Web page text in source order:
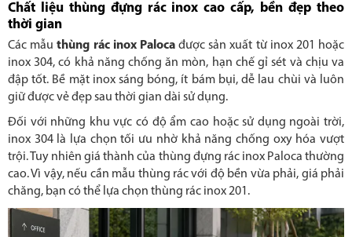
Chất liệu thùng đựng rác inox cao cấp, bền đẹp theo
thời gian
Các mẫuthùng rác inox Palocađược sản xuất từ inox 201 hoặc
inox 304, có khả năng chống ăn mòn, hạn chế gỉ sét và chịu va
đập tốt. Bề mặt inox sáng bóng, ít bám bụi, dễ lau chùi và luôn
giữ được vẻ đẹp sau thời gian dài sử dụng.
Đối với những khu vực có độ ẩm cao hoặc sử dụng ngoài trời,
inox 304 là lựa chọn tối ưu nhờ khả năng chống oxy hóa vượt
trội. Tuy nhiên giá thành của thùng đựng rác inox Paloca thường
cao. Vì vậy, nếu cần mẫu thùng rác với độ bền vừa phải, giá phải
chăng, bạn có thể lựa chọn thùng rác inox 201.